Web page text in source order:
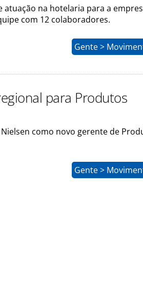
atuação na hotelaria para a
com 12 colaboradores.
Gente >
para Produtos
como novo gerente de
Gente >